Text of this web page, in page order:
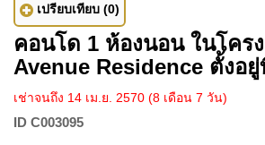
เปรียบเทียบ (0)
คอนโด 1 ห้องนอน ในโคร
Avenue Residence ตั้งอ
เช่าจนถึง 14 เม.ย. 2570 (8 เดือน 7 วัน)
ID C003095